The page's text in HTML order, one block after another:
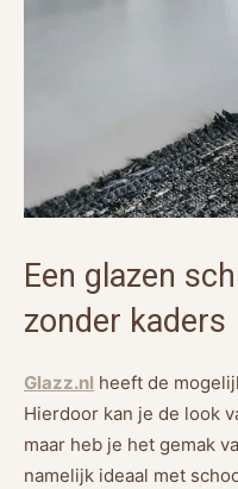
Een glazen
zonder kaders
Glazz.nl heeft de
Hierdoor kan je de look
maar heb je het gemak
namelijk ideaal met